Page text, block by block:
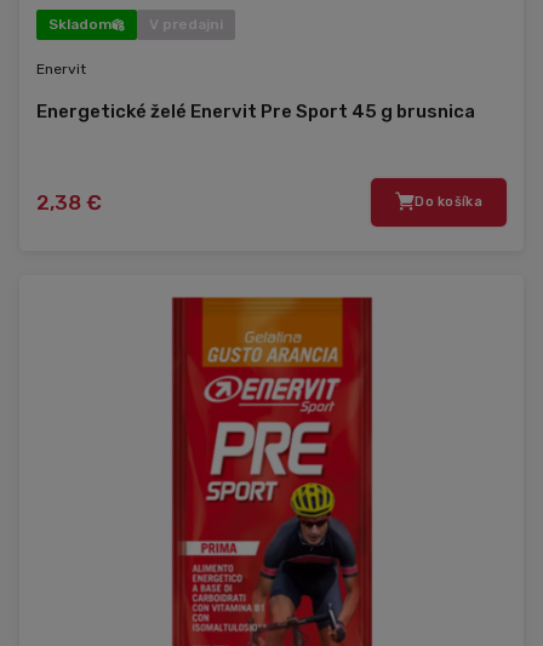
Skladom V predajni
Enervit
Energetické želé Enervit Pre Sport 45 g brusnica
2,38 € Do košíka